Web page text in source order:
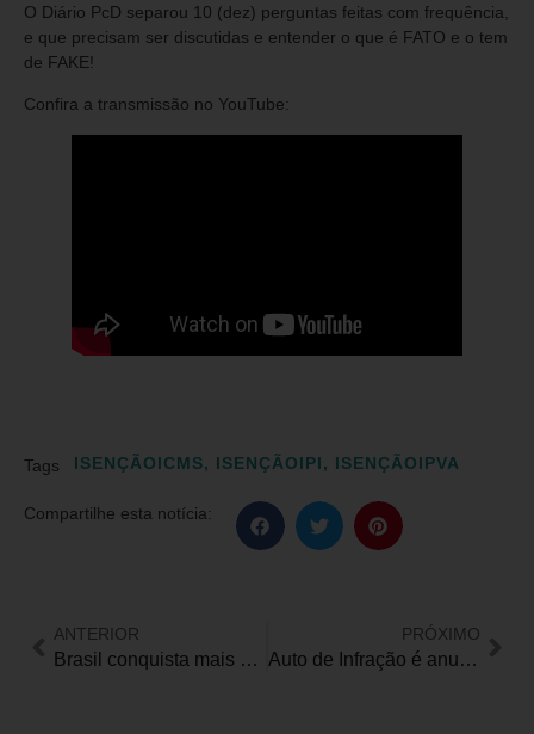
O Diário PcD separou 10 (dez) perguntas feitas com frequência,
e que precisam ser discutidas e entender o que é FATO e o tem
de FAKE!
Confira a transmissão no YouTube:
Tags ISENÇÃOICMS, ISENÇÃOIPI, ISENÇÃOIPVA
Compartilhe esta notícia:
ANTERIOR
Brasil conquista mais um ouro e prata no Mundial de Atletismo Paralímpico
PRÓXIMO
Auto de Infração é anulado depois de indústria provar dificuldade na contratação de trabalhadores com deficiência